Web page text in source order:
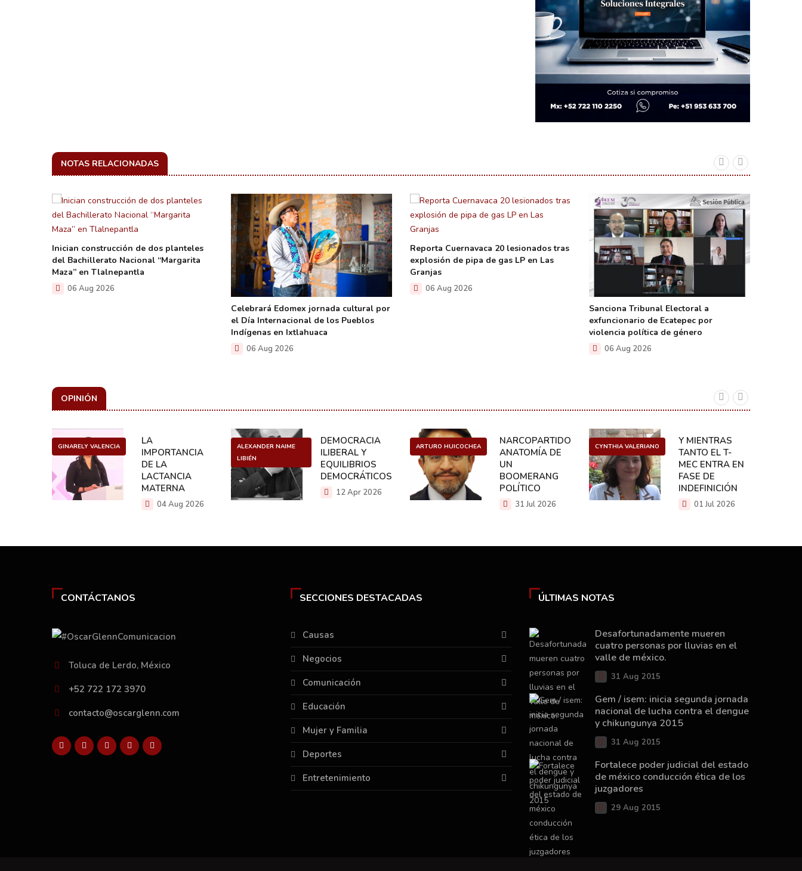
NOTAS RELACIONADAS
Inician construcción de dos planteles
del Bachillerato Nacional “Margarita
Maza” en Tlalnepantla
06 Aug 2026
Celebrará Edomex jornada cultural por
el Día Internacional de los Pueblos
Indígenas en Ixtlahuaca
06 Aug 2026
Reporta Cuernavaca 20 lesionados tras
explosión de pipa de gas LP en Las
Granjas
06 Aug 2026
Sanciona Tribunal Electoral a
exfuncionario de Ecatepec por
violencia política de género
06 Aug 2026
OPINIÓN
GINARELY VALENCIA
LA
IMPORTANCIA
DE LA
LACTANCIA
MATERNA
04 Aug 2026
ALEXANDER NAIME
LIBIÉN
DEMOCRACIA
ILIBERAL Y
EQUILIBRIOS
DEMOCRÁTICOS
12 Apr 2026
ARTURO HUICOCHEA
NARCOPARTIDO:
ANATOMÍA DE
UN
BOOMERANG
POLÍTICO
31 Jul 2026
CYNTHIA VALERIANO
Y MIENTRAS
TANTO EL T-
MEC ENTRA EN
FASE DE
INDEFINICIÓN
01 Jul 2026
CONTÁCTANOS
Toluca de Lerdo, México
+52 722 172 3970
contacto@oscarglenn.com
SECCIONES DESTACADAS
Causas
Negocios
Comunicación
Educación
Mujer y Familia
Deportes
Entretenimiento
ÚLTIMAS NOTAS
Desafortunadamente mueren
cuatro personas por lluvias en el
valle de méxico.
31 Aug 2015
Gem / isem: inicia segunda jornada
nacional de lucha contra el dengue
y chikungunya 2015
31 Aug 2015
Fortalece poder judicial del estado
de méxico conducción ética de los
juzgadores
29 Aug 2015